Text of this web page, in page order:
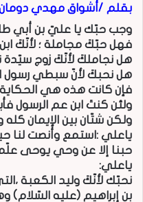
بقلم /أشواق مهدي
وجب حبّك يا عليّ بن أبي
فهل حبّكَ مجاملة ؛ لأنّكَ
هل نجاملكَ لأنّكَ زوج سيّدة
هل نحبكَ لأنّ سبطي رسول
فإن كانت هذه هي
ولئن كنتَ ابن عم الرسول
ولكن شتّان بين الإيمان كله
ياعلي :استمع وأنصت لنا
حبنا إلا عن وحي يوحى
ياعلي:
نحبّك لأنّكَ وليد الكعبة
بن إبراهيم (عليه